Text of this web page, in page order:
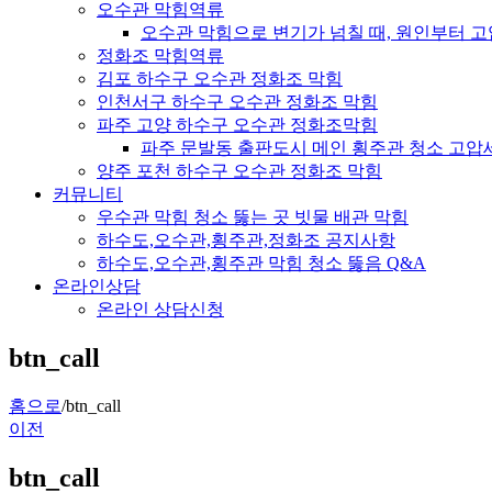
오수관 막힘역류
오수관 막힘으로 변기가 넘칠 때, 원인부터 고
정화조 막힘역류
김포 하수구 오수관 정화조 막힘
인천서구 하수구 오수관 정화조 막힘
파주 고양 하수구 오수관 정화조막힘
파주 문발동 출판도시 메인 횡주관 청소 고압
양주 포천 하수구 오수관 정화조 막힘
커뮤니티
우수관 막힘 청소 뚫는 곳 빗물 배관 막힘
하수도,오수관,횡주관,정화조 공지사항
하수도,오수관,횡주관 막힘 청소 뚫음 Q&A
온라인상담
온라인 상담신청
btn_call
홈으로/btn_call
이전
btn_call